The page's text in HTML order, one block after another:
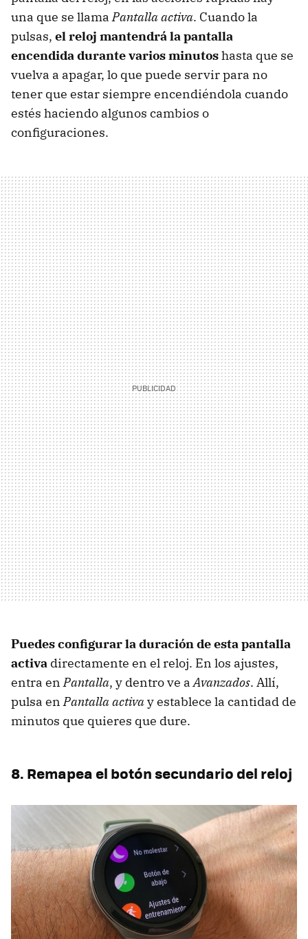
una que se llama Pantalla activa. Cuando la
pulsas, el reloj mantendrá la pantalla
encendida durante varios minutoshasta que se
vuelva a apagar, lo que puede servir para no
tener que estar siempre encendiéndola cuando
estés haciendo algunos cambios o
configuraciones.
Puedes configurar la duración de esta pantalla
activa directamente en el reloj. En los ajustes,
entra en Pantalla, y dentro ve a Avanzados. Allí,
pulsa en Pantalla activay establece la cantidad de
minutos que quieres que dure.
8. Remapea el botón secundario del reloj